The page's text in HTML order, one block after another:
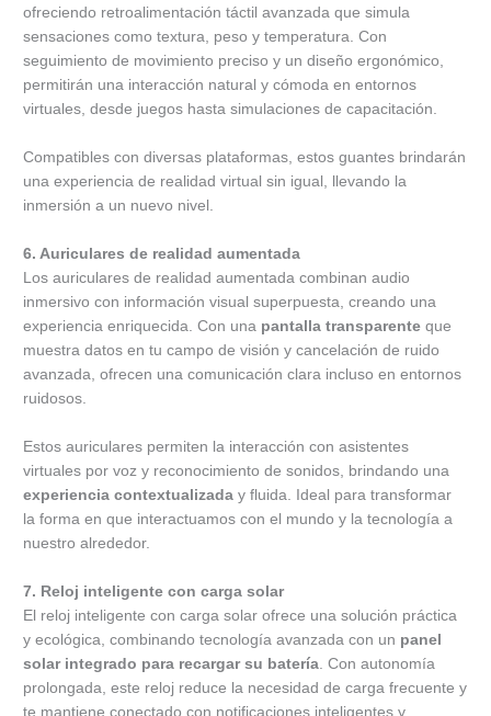
ofreciendo retroalimentación táctil avanzada que simula
sensaciones como textura, peso y temperatura. Con
seguimiento de movimiento preciso y un diseño ergonómico,
permitirán una interacción natural y cómoda en entornos
virtuales, desde juegos hasta simulaciones de capacitación.
Compatibles con diversas plataformas, estos guantes brindarán
una experiencia de realidad virtual sin igual, llevando la
inmersión a un nuevo nivel.
6. Auriculares de realidad aumentada
Los auriculares de realidad aumentada combinan audio
inmersivo con información visual superpuesta, creando una
experiencia enriquecida. Con una pantalla transparente que
muestra datos en tu campo de visión y cancelación de ruido
avanzada, ofrecen una comunicación clara incluso en entornos
ruidosos.
Estos auriculares permiten la interacción con asistentes
virtuales por voz y reconocimiento de sonidos, brindando una
experiencia contextualizada y fluida. Ideal para transformar
la forma en que interactuamos con el mundo y la tecnología a
nuestro alrededor.
7. Reloj inteligente con carga solar
El reloj inteligente con carga solar ofrece una solución práctica
y ecológica, combinando tecnología avanzada con un panel
solar integrado para recargar su batería . Con autonomía
prolongada, este reloj reduce la necesidad de carga frecuente y
te mantiene conectado con notificaciones inteligentes y